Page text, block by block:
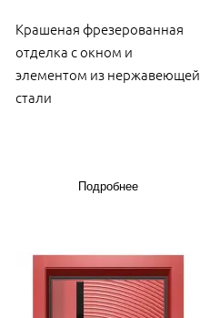
Крашеная фрезерованная
отделка с окном и
элементом из нержавеющей
стали
Подробнее